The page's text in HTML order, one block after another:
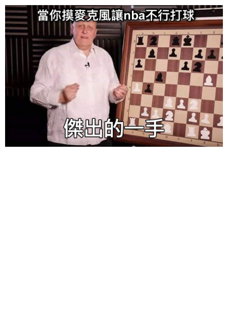
给admin打赏
2 元 5 元 10 元
20 元 50 元 自定义
付费内容